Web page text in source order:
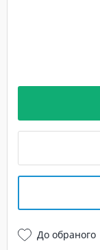
До обраного